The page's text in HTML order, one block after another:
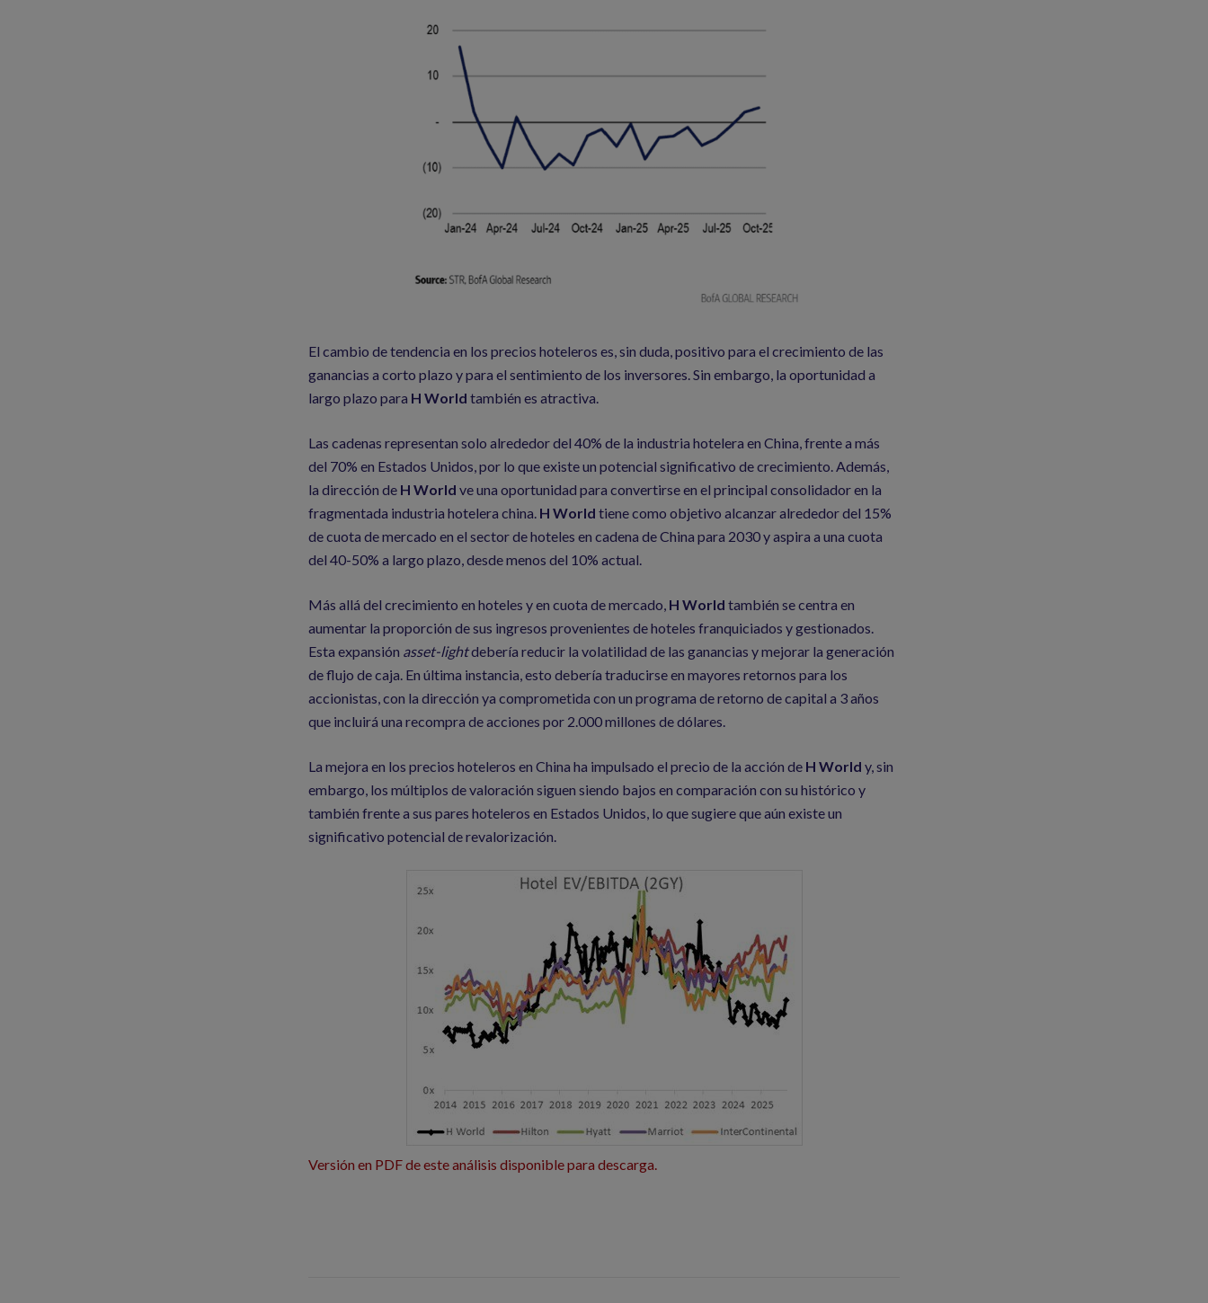
El cambio de tendencia en los precios hoteleros es, sin duda, positivo para el crecimiento de las
ganancias a corto plazo y para el sentimiento de los inversores. Sin embargo, la oportunidad a
largo plazo para H World también es atractiva.
Las cadenas representan solo alrededor del 40% de la industria hotelera en China, frente a más
del 70% en Estados Unidos, por lo que existe un potencial significativo de crecimiento. Además,
la dirección de H World ve una oportunidad para convertirse en el principal consolidador en la
fragmentada industria hotelera china. H World tiene como objetivo alcanzar alrededor del 15%
de cuota de mercado en el sector de hoteles en cadena de China para 2030 y aspira a una cuota
del 40-50% a largo plazo, desde menos del 10% actual.
Más allá del crecimiento en hoteles y en cuota de mercado, H World también se centra en
aumentar la proporción de sus ingresos provenientes de hoteles franquiciados y gestionados.
Esta expansión asset-lightdebería reducir la volatilidad de las ganancias y mejorar la generación
de flujo de caja. En última instancia, esto debería traducirse en mayores retornos para los
accionistas, con la dirección ya comprometida con un programa de retorno de capital a 3 años
que incluirá una recompra de acciones por 2.000 millones de dólares.
La mejora en los precios hoteleros en China ha impulsado el precio de la acción de H World y, sin
embargo, los múltiplos de valoración siguen siendo bajos en comparación con su histórico y
también frente a sus pares hoteleros en Estados Unidos, lo que sugiere que aún existe un
significativo potencial de revalorización.
Versión en PDF de este análisis disponible para descarga.